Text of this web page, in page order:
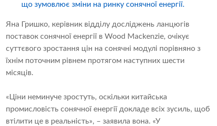
що зумовлює зміни на ринку сонячної енергії.
Яна Гришко, керівник відділу досліджень ланцюгів
поставок сонячної енергії в Wood Mackenzie, очікує
суттєвого зростання цін на сонячні модулі порівняно з
їхнім поточним рівнем протягом наступних шести
місяців.
«Ціни неминуче зростуть, оскільки китайська
промисловість сонячної енергії докладе всіх зусиль, щоб
втілити це в реальність», – заявила вона. «У